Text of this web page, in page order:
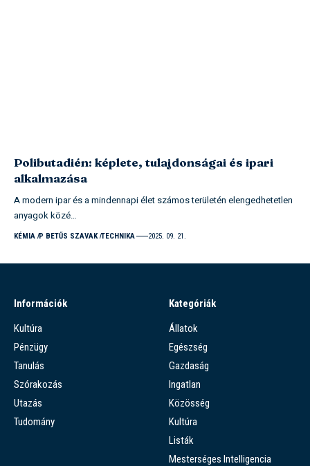
Polibutadién: képlete, tulajdonságai és ipari
alkalmazása
A modern ipar és a mindennapi élet számos területén elengedhetetlen
anyagok közé…
KÉMIA P BETŰS SZAVAK TECHNIKA 2025. 09. 21.
Információk
Kultúra
Pénzügy
Tanulás
Szórakozás
Utazás
Tudomány
Kategóriák
Állatok
Egészség
Gazdaság
Ingatlan
Közösség
Kultúra
Listák
Mesterséges Intelligencia